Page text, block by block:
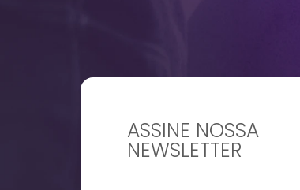
ASSINE NOSSA
NEWSLETTER